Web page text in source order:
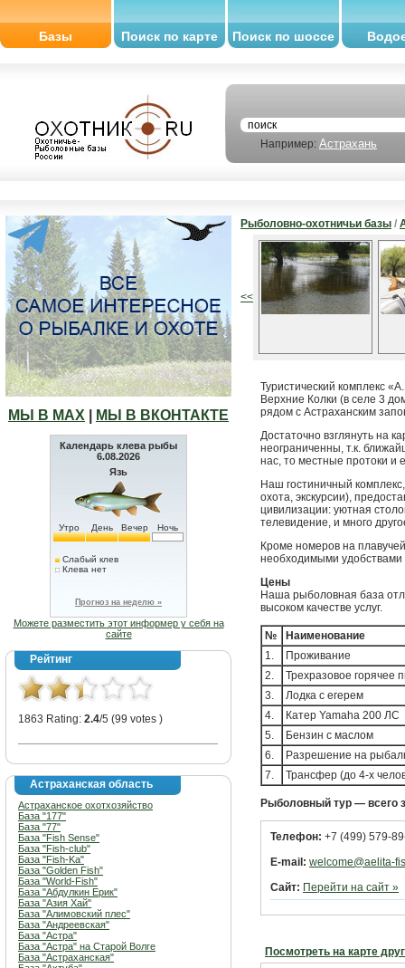
Базы Поиск по карте Поиск по шоссе
Например: Астрахань
МЫ В МАХ МЫ В ВКОНТАКТЕ
Календарь клева рыбы
6.08.2026
Язь
Утро День Вечер Ночь
Слабый клев
Клева нет
Прогноз на неделю »
Можете разместить этот информер у себя на
сайте
Рейтинг
1863 Rating: 2.4/5 (99 votes )
Астраханская область
Астраханское охотхозяйство
База "177"
База "77"
База "Fish Sense"
База "Fish-club"
База "Fish-Ka"
База "Golden Fish"
База "World-Fish"
База "Абдулкин Ерик"
База "Азия Хай"
База "Алимовский плес"
База "Андреевская"
База "Астра"
База "Астра" на Старой Волге
База "Астраханская"
Рыболовно-охотничьи базы /
<<
Туристический комплекс
Верхние Колки (в селе 3
рядом с Астраханским
Достаточно взглянуть на
неограниченны, т.к.
нас, то местные протоки и
Наш гостиничный
охота, экскурсии),
цивилизации: уютная
телевидение, и много
Кроме номеров на
необходимыми
Цены
Наша рыболовная база
высоком качестве услуг.
№
Наименование
1.
Проживание
2.
Трехразовое горячее
3.
Лодка с егерем
4.
Катер Yamaha 200 ЛС
5.
Бензин с маслом
6.
Разрешение на
7.
Трансфер (до 4-х
Рыболовный тур — всего
Телефон: +7 (499) 579-
E-mail: welcome@aelita-
Сайт: Перейти на сайт »
Посмотреть на карте